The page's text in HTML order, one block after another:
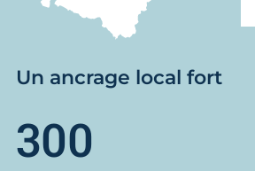
Un ancrage local fort
300